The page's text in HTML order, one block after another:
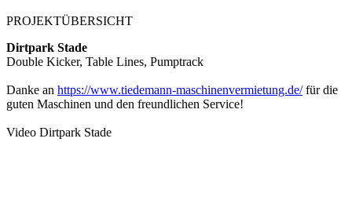
PROJEKTÜBERSICHT
Dirtpark Stade
Double Kicker, Table Lines, Pumptrack
Danke an https://www.tiedemann-maschinenvermietung.de/für die
guten Maschinen und den freundlichen Service!
Video Dirtpark Stade